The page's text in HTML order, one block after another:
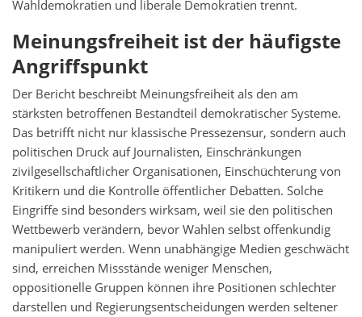
Wahldemokratien und liberale Demokratien trennt.
Meinungsfreiheit ist der häufigste
Angriffspunkt
Der Bericht beschreibt Meinungsfreiheit als den am
stärksten betroffenen Bestandteil demokratischer Systeme.
Das betrifft nicht nur klassische Pressezensur, sondern auch
politischen Druck auf Journalisten, Einschränkungen
zivilgesellschaftlicher Organisationen, Einschüchterung von
Kritikern und die Kontrolle öffentlicher Debatten. Solche
Eingriffe sind besonders wirksam, weil sie den politischen
Wettbewerb verändern, bevor Wahlen selbst offenkundig
manipuliert werden. Wenn unabhängige Medien geschwächt
sind, erreichen Missstände weniger Menschen,
oppositionelle Gruppen können ihre Positionen schlechter
darstellen und Regierungsentscheidungen werden seltener